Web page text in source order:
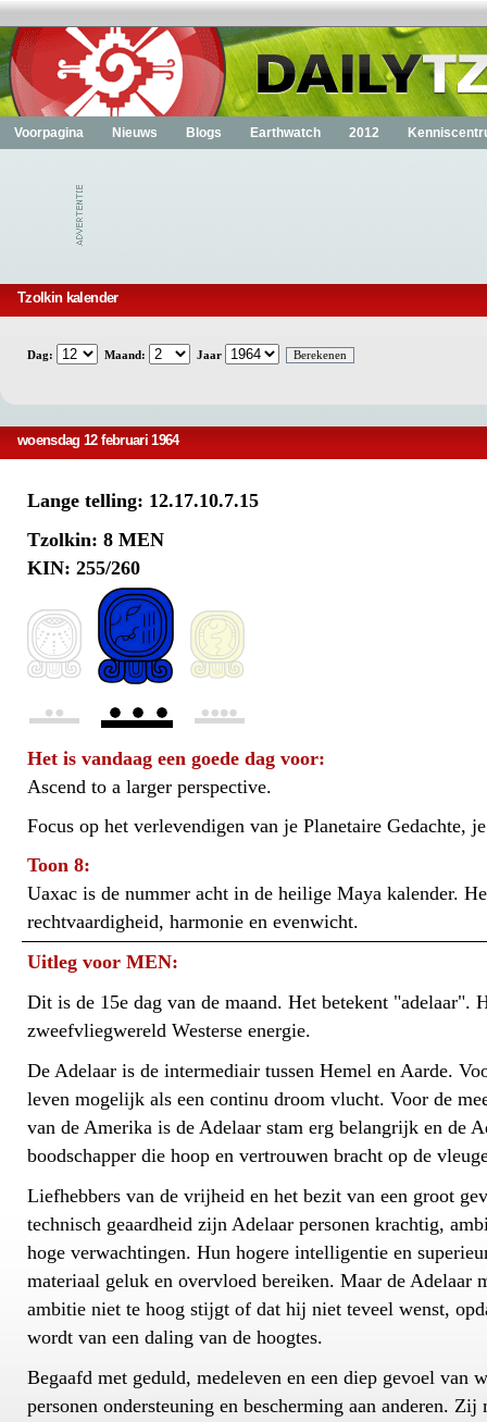
Voorpagina Nieuws Blogs Earthwatch 2012
Tzolkin kalender
Dag: Maand: Jaar
woensdag 12 februari 1964
Lange telling: 12.17.10.7.15
Tzolkin: 8 MEN
KIN: 255/260
Het is vandaag een goede dag voor:
Ascend to a larger perspective.
Focus op het verlevendigen van je Planetaire Gedachte,
Toon 8:
Uaxac is de nummer acht in de heilige Maya kalender.
rechtvaardigheid, harmonie en evenwicht.
Uitleg voor MEN:
Dit is de 15e dag van de maand. Het betekent "adelaar".
zweefvliegwereld Westerse energie.
De Adelaar is de intermediair tussen Hemel en Aarde.
leven mogelijk als een continu droom vlucht. Voor de
van de Amerika is de Adelaar stam erg belangrijk en de
boodschapper die hoop en vertrouwen bracht op de
Liefhebbers van de vrijheid en het bezit van een groot
technisch geaardheid zijn Adelaar personen krachtig,
hoge verwachtingen. Hun hogere intelligentie en
materiaal geluk en overvloed bereiken. Maar de Adelaar
ambitie niet te hoog stijgt of dat hij niet teveel wenst,
wordt van een daling van de hoogtes.
Begaafd met geduld, medeleven en een diep gevoel van
personen ondersteuning en bescherming aan anderen. Zij